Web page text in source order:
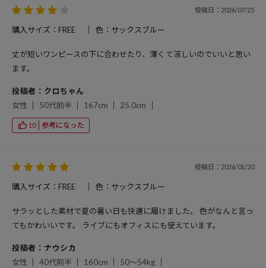
投稿日：2026/07/25
購入サイズ：FREE 色：サックスブルー
丈が短いワンピースの下に合わせたり、薄くて涼しいのでいいと思い
ます。
投稿者：クロちゃん
女性
50代前半 167cm 25.0cm
10 参考になった
投稿日：2026/01/20
購入サイズ：FREE 色：サックスブルー
サラッとした素材で夏の暑い日も快適に履けました。 色がなんと言っ
てもかわいいです。 ライブにもオフィスにも使えています。
投稿者：ナウシカ
女性
40代前半 160cm 50～54kg